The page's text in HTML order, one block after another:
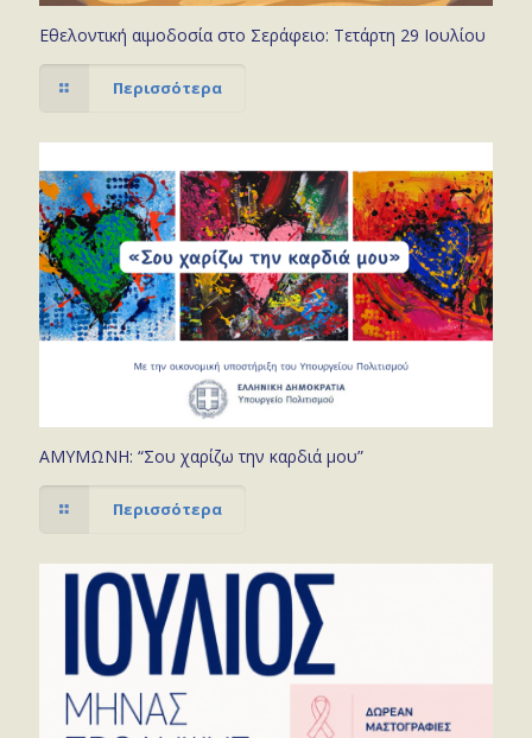
Εθελοντική αιμοδοσία στο Σεράφειο: Τετάρτη 29 Ιουλίου
Περισσότερα
ΑΜΥΜΩΝΗ: “Σου χαρίζω την καρδιά μου”
Περισσότερα